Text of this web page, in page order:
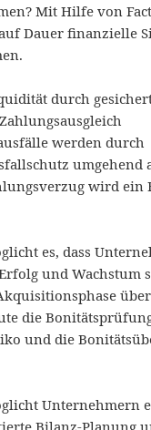
Mit Hilfe von
Dauer finanzielle
durch
werden durch
umgehend
wird
es, dass
und Wachstum
die
und die
Unternehmern